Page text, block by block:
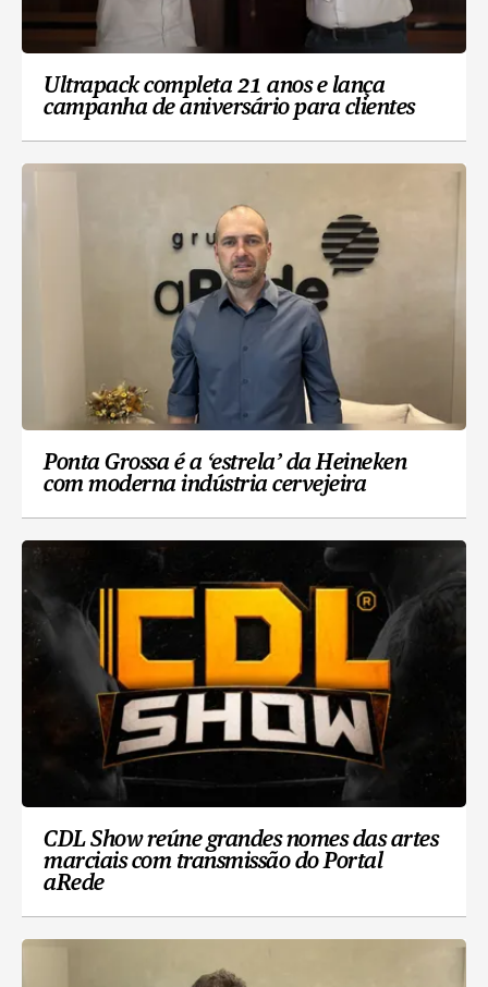
Ultrapack completa 21 anos e lança
campanha de aniversário para clientes
Ponta Grossa é a ‘estrela’ da Heineken
com moderna indústria cervejeira
CDL Show reúne grandes nomes das artes
marciais com transmissão do Portal
aRede